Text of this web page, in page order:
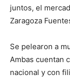
juntos, el
Zaragoza
Se pelearon a
Ambas cuentan
nacional y con